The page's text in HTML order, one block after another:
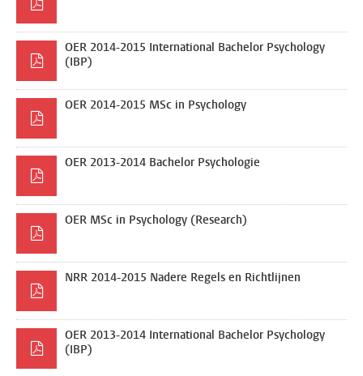
OER 2014-2015 International Bachelor Psychology
(IBP)
OER 2014-2015 MSc in Psychology
OER 2013-2014 Bachelor Psychologie
OER MSc in Psychology (Research)
NRR 2014-2015 Nadere Regels en Richtlijnen
OER 2013-2014 International Bachelor Psychology
(IBP)